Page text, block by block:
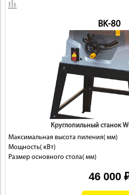
BK-80
Круглопильный станок
Максимальная высота пиления( мм)
Мощность( кВт)
Размер основного стола( мм)
46 000